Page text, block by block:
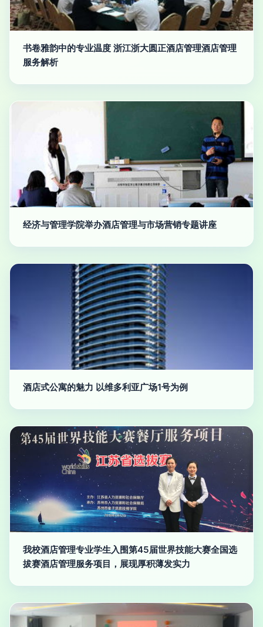
书卷雅韵中的专业温度 浙江浙大圆正酒店管理酒店管理
服务解析
经济与管理学院举办酒店管理与市场营销专题讲座
酒店式公寓的魅力 以维多利亚广场1号为例
我校酒店管理专业学生入围第45届世界技能大赛全国选
拔赛酒店管理服务项目，展现厚积薄发实力